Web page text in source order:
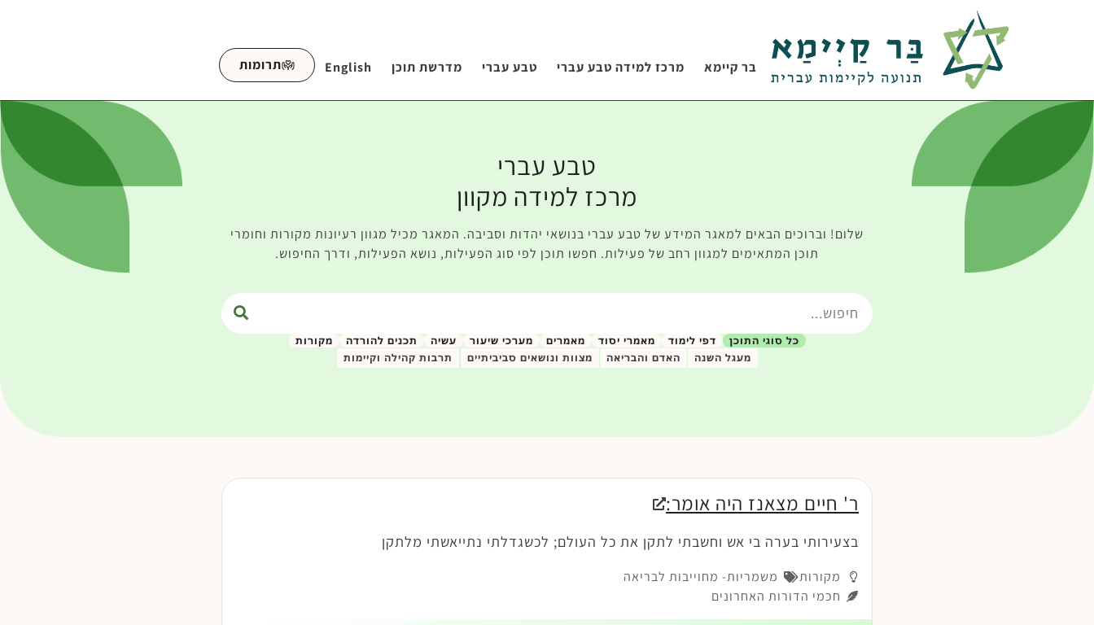
בר קיימא מרכז למידה טבע עברי טבע עברי מדרשת תוכן English תרומות
טבע עברי
מרכז למידה מקוון
שלום! וברוכים הבאים למאגר המידע של טבע עברי בנושאי יהדות וסביבה. המאגר מכיל מגוון רעיונות מקורות וחומרי
תוכן המתאימים למגוון רחב של פעילות. חפשו תוכן לפי סוג הפעילות, נושא הפעילות, ודרך החיפוש.
דפי לימוד מאמרי יסוד מאמרים מערכי שיעור עשיה תכנים להורדה מקורות
כל סוגי התוכן
מעגל השנה
האדם והבריאה מצוות ונושאים סביביתיים תרבות קהילה וקיימות
ר' חיים מצאנז היה אומר:
בצעירותי בערה בי אש וחשבתי לתקן את כל העולם; לכשגדלתי נתייאשתי מלתקן
מקורות
משמריות- מחוייבות לבריאה
חכמי הדורות האחרונים